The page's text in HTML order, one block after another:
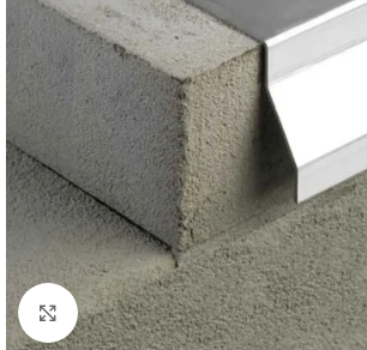
Click to enlarge